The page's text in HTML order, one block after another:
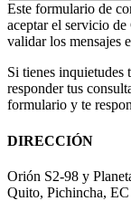
Este formulario de
aceptar el servicio de
validar los mensajes
Si tienes inquietudes
responder tus
formulario y te
DIRECCIÓN
Orión S2-98 y
Quito, Pichincha, EC